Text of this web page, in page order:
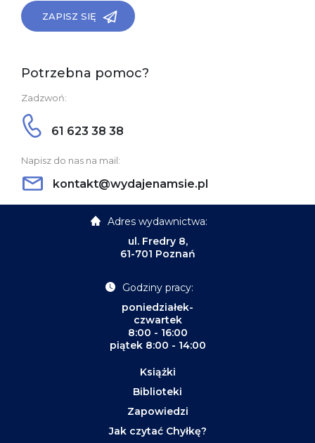
ZAPISZ SIĘ
Potrzebna pomoc?
Zadzwoń:
61 623 38 38
Napisz do nas na mail:
kontakt@wydajenamsie.pl
Adres wydawnictwa:
ul. Fredry 8,
61-701 Poznań
Godziny pracy:
poniedziałek-
czwartek
8:00 - 16:00
piątek 8:00 - 14:00
Książki
Biblioteki
Zapowiedzi
Jak czytać Chyłkę?